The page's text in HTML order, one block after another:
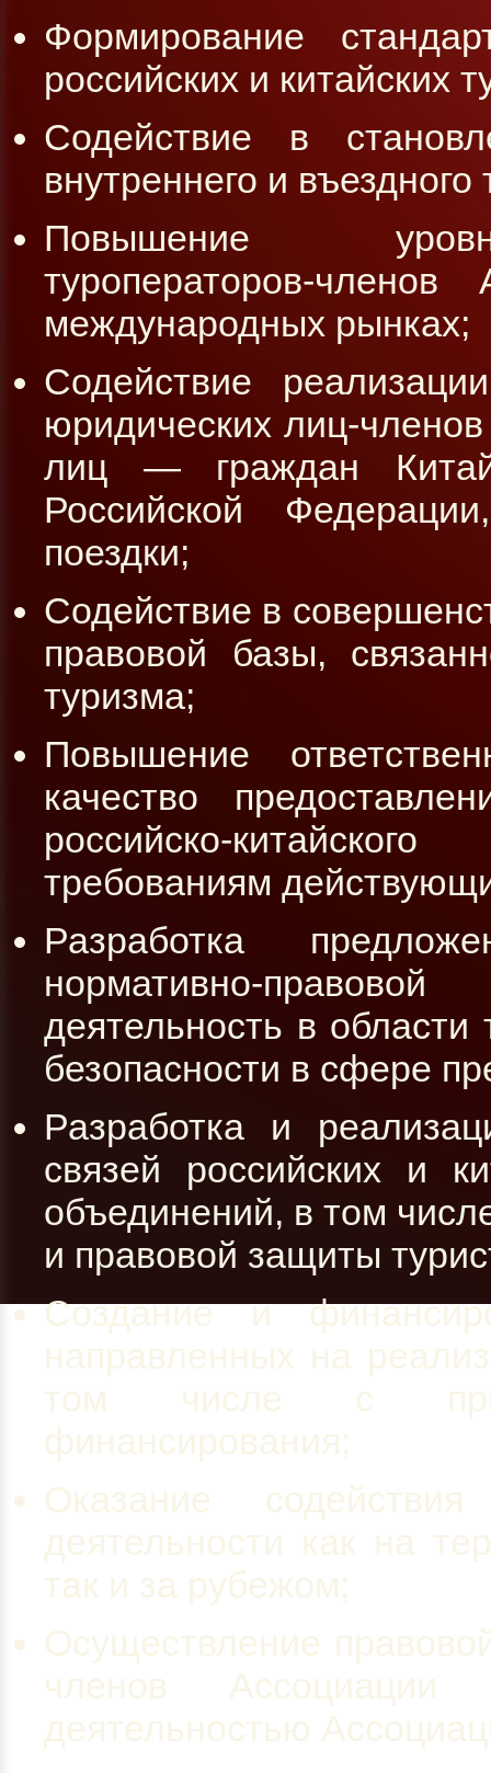
Формирование
российских и китайских
Содействие в
внутреннего и
Повышение
туроператоров-
международных рынках;
Содействие
юридических лиц-
лиц — граждан
Российской
поездки;
Содействие в
правовой базы,
туризма;
Повышение
качество
российско-
требованиям
Разработка
нормативно-
деятельность в
безопасности в сфере
Разработка и
связей российских и
объединений, в том
и правовой защиты
Создание и
направленных на
том числе с
финансирования;
Оказание
деятельности как на
так и за рубежом;
Осуществление
членов
деятельностью